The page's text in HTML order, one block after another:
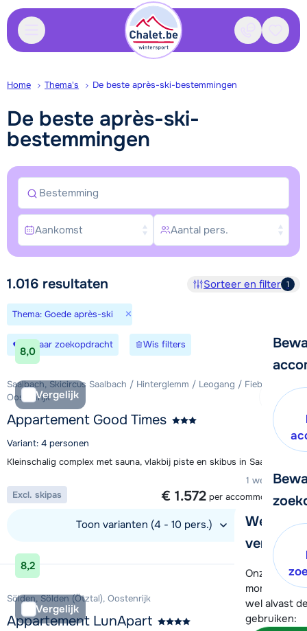
Contact
We
verder!
Onze
moment
wel alvast
gebruiken:
Home Thema's De beste après-ski-bestemmingen
De beste après-ski-
bestemmingen
Zoek en boek
1.016 resultaten Sorteer en filter 1
Thema: Goede après-ski ×
Bewaar zoekopdracht Wis filters
8,0
Vergelijk
Saalbach, Skicircus Saalbach / Hinterglemm / Leogang / Fieberbrunn,
Oostenrijk
Appartement Good Times
Variant: 4 personen
Kleinschalig complex met sauna, vlakbij piste en skibus in Saalbach
1 week vanaf
€ 1.572 per accommodatie
Excl. skipas
Toon varianten (4 - 10 pers.)
Bekijk accommodatie
8,2
Vergelijk
Sölden, Sölden (Ötztal), Oostenrijk
Appartement LunApart
Bestemming
Aankomst Aantal pers.